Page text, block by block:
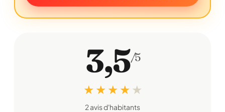
3,5/5
★ ★ ★ ★ ★
2 avis d'habitants